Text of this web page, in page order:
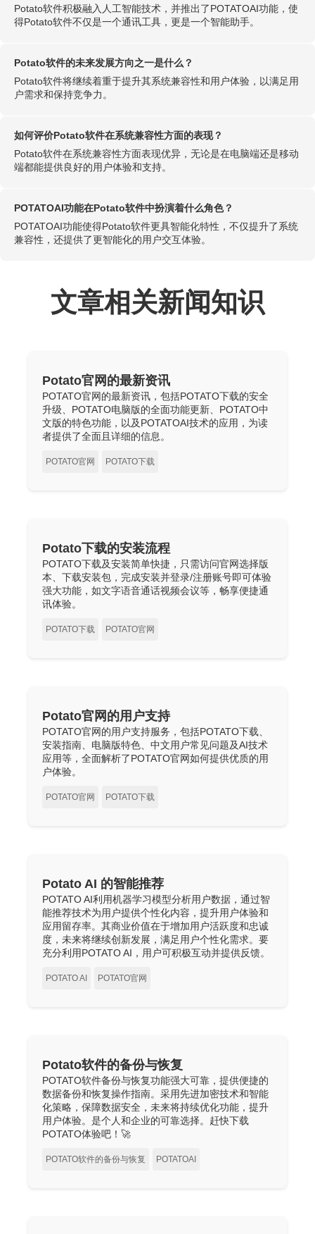
Potato软件积极融入人工智能技术，并推出了POTATOAI功能，使
得Potato软件不仅是一个通讯工具，更是一个智能助手。
Potato软件的未来发展方向之一是什么？
Potato软件将继续着重于提升其系统兼容性和用户体验，以满足用
户需求和保持竞争力。
如何评价Potato软件在系统兼容性方面的表现？
Potato软件在系统兼容性方面表现优异，无论是在电脑端还是移动
端都能提供良好的用户体验和支持。
POTATOAI功能在Potato软件中扮演着什么角色？
POTATOAI功能使得Potato软件更具智能化特性，不仅提升了系统
兼容性，还提供了更智能化的用户交互体验。
文章相关新闻知识
Potato官网的最新资讯
POTATO官网的最新资讯，包括POTATO下载的安全
升级、POTATO电脑版的全面功能更新、POTATO中
文版的特色功能，以及POTATOAI技术的应用，为读
者提供了全面且详细的信息。
POTATO官网 POTATO下载
Potato下载的安装流程
POTATO下载及安装简单快捷，只需访问官网选择版
本、下载安装包，完成安装并登录/注册账号即可体验
强大功能，如文字语音通话视频会议等，畅享便捷通
讯体验。
POTATO下载 POTATO官网
Potato官网的用户支持
POTATO官网的用户支持服务，包括POTATO下载、
安装指南、电脑版特色、中文用户常见问题及AI技术
应用等，全面解析了POTATO官网如何提供优质的用
户体验。
POTATO官网 POTATO下载
Potato AI 的智能推荐
POTATO AI利用机器学习模型分析用户数据，通过智
能推荐技术为用户提供个性化内容，提升用户体验和
应用留存率。其商业价值在于增加用户活跃度和忠诚
度，未来将继续创新发展，满足用户个性化需求。要
充分利用POTATO AI，用户可积极互动并提供反馈。
POTATO AI POTATO官网
Potato软件的备份与恢复
POTATO软件备份与恢复功能强大可靠，提供便捷的
数据备份和恢复操作指南。采用先进加密技术和智能
化策略，保障数据安全，未来将持续优化功能，提升
用户体验。是个人和企业的可靠选择。赶快下载
POTATO体验吧！🚀
POTATO软件的备份与恢复 POTATOAI